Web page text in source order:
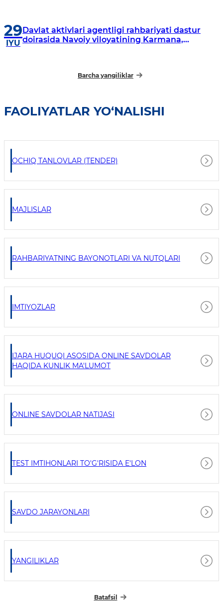
29
IYU
Davlat aktivlari agentligi rahbariyati dastur
doirasida Navoiy viloyatining Karmana,
Barcha yangiliklar
FAOLIYATLAR YO‘NALISHI
OCHIQ TANLOVLAR (TENDER)
MAJLISLAR
RAHBARIYATNING BAYONOTLARI VA NUTQLARI
IMTIYOZLAR
IJARA HUQUQI ASOSIDA ONLINE SAVDOLAR
HAQIDA KUNLIK MA'LUMOT
ONLINE SAVDOLAR NATIJASI
TEST IMTIHONLARI TO'G'RISIDA E'LON
SAVDO JARAYONLARI
YANGILIKLAR
Batafsil